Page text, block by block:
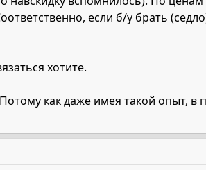
если б/у брать
хотите.
как даже имея такой опыт, в